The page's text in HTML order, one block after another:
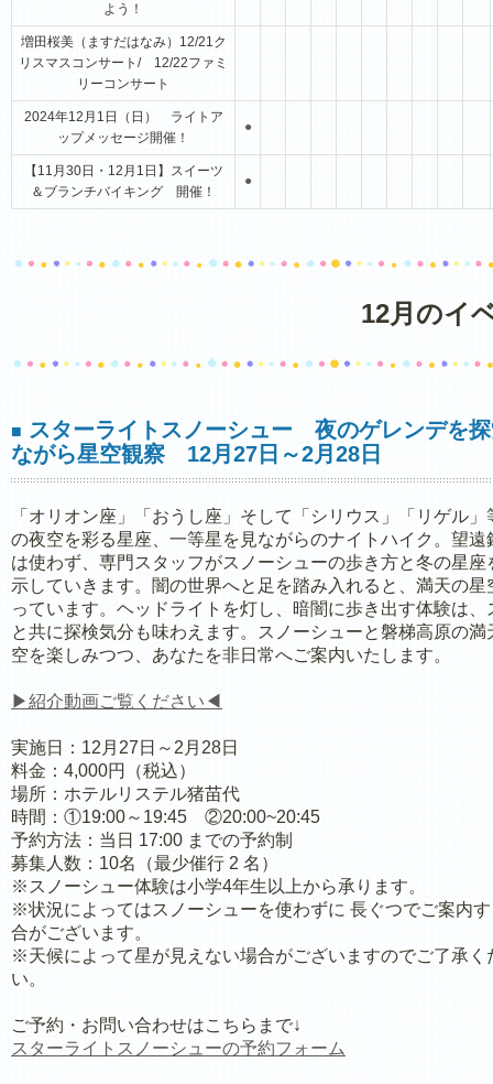
よう！
増田桜美（ますだはなみ）12/21ク
リスマスコンサート/ 12/22ファミ
リーコンサート
2024年12月1日（日） ライトア
ップメッセージ開催！
●
【11月30日・12月1日】スイーツ
＆ブランチバイキング 開催！
●
12月のイ
■ スターライトスノーシュー 夜のゲレンデを
ながら星空観察 12月27日～2月28日
「オリオン座」「おうし座」そして「シリウス」「リゲル」
の夜空を彩る星座、一等星を見ながらのナイトハイク。望遠
は使わず、専門スタッフがスノーシューの歩き方と冬の星座
示していきます。闇の世界へと足を踏み入れると、満天の星
っています。ヘッドライトを灯し、暗闇に歩き出す体験は、
と共に探検気分も味わえます。スノーシューと磐梯高原の満
空を楽しみつつ、あなたを非日常へご案内いたします。
▶紹介動画ご覧ください◀
実施日：12月27日～2月28日
料金：4,000円（税込）
場所：ホテルリステル猪苗代
時間：①19:00～19:45 ②20:00~20:45
予約方法：当日 17:00 までの予約制
募集人数：10名（最少催行 2 名）
※スノーシュー体験は小学4年生以上から承ります。
※状況によってはスノーシューを使わずに 長ぐつでご案内
合がございます。
※天候によって星が見えない場合がございますのでご了承く
い。
ご予約・お問い合わせはこちらまで↓
スターライトスノーシューの予約フォーム